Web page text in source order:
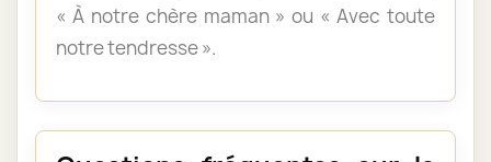
« À notre chère maman » ou « Avec toute
notre tendresse ».